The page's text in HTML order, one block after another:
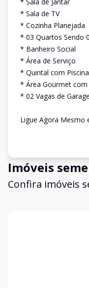
* Sala de TV
* Cozinha Planejada
* 03 Quartos Sendo
* Banheiro Social
* Área de Serviço
* Quintal com Piscina
* Área Gourmet com
* 02 Vagas de
Ligue Agora Mesmo
Imóveis
Confira imóveis